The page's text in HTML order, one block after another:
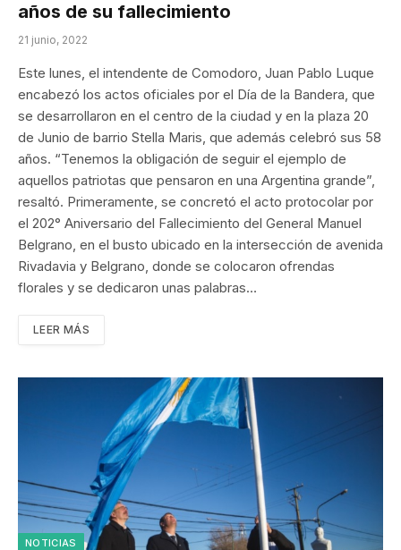
años de su fallecimiento
21 junio, 2022
Este lunes, el intendente de Comodoro, Juan Pablo Luque
encabezó los actos oficiales por el Día de la Bandera, que
se desarrollaron en el centro de la ciudad y en la plaza 20
de Junio de barrio Stella Maris, que además celebró sus 58
años. “Tenemos la obligación de seguir el ejemplo de
aquellos patriotas que pensaron en una Argentina grande”,
resaltó. Primeramente, se concretó el acto protocolar por
el 202° Aniversario del Fallecimiento del General Manuel
Belgrano, en el busto ubicado en la intersección de avenida
Rivadavia y Belgrano, donde se colocaron ofrendas
florales y se dedicaron unas palabras…
LEER MÁS
NOTICIAS